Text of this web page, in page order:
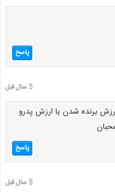
پاسخ
5 سال قبل
برنده شدن یا ارزش پدرو
پاسخ
5 سال قبل